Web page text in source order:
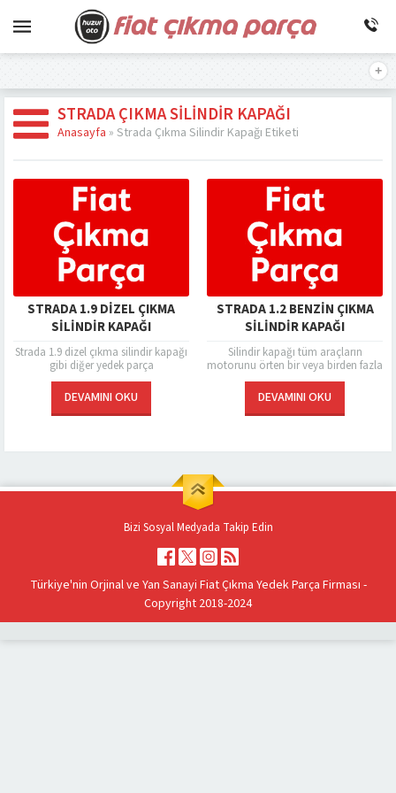
STRADA ÇIKMA SILINDIR KAPAĞI
Anasayfa » Strada Çıkma Silindir Kapağı Etiketi
STRADA 1.9 DIZEL ÇIKMA
SILINDIR KAPAĞI
Strada 1.9 dizel çıkma silindir kapağı
gibi diğer yedek parça
ihtiyaçlarınızda yüksek bedeller
ödemenize gerek kalmadan
istediğiniz parçayı temin etmenizi...
DEVAMINI OKU
STRADA 1.2 BENZIN ÇIKMA
SILINDIR KAPAĞI
Silindir kapağı tüm araçların
motorunu örten bir veya birden fazla
olabilen bir araç parçasıdır. Yanlış
kullanım, aşınma ya da kaza...
DEVAMINI OKU
Bizi Sosyal Medyada Takip Edin
Türkiye'nin Orjinal ve Yan Sanayi Fiat Çıkma Yedek Parça Firması -
Copyright 2018-2024